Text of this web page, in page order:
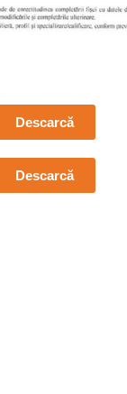
Descarcă
Descarcă